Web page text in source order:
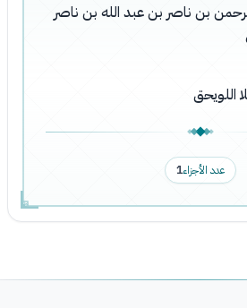
بن ناصر بن عبد الله بن ناصر
اللويحق
عدد الأجزاء1